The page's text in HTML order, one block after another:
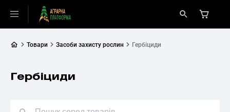
Товари Засоби захисту рослин Гербіциди
Гербіциди